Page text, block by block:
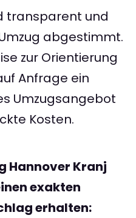
transparent und
abgestimmt.
zur Orientierung
Anfrage ein
Umzugsangebot
Kosten.
Hannover Kranj
exakten
erhalten: